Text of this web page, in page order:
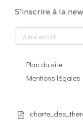
S'inscrire à la
Votre email
Plan du site
Mentions légales